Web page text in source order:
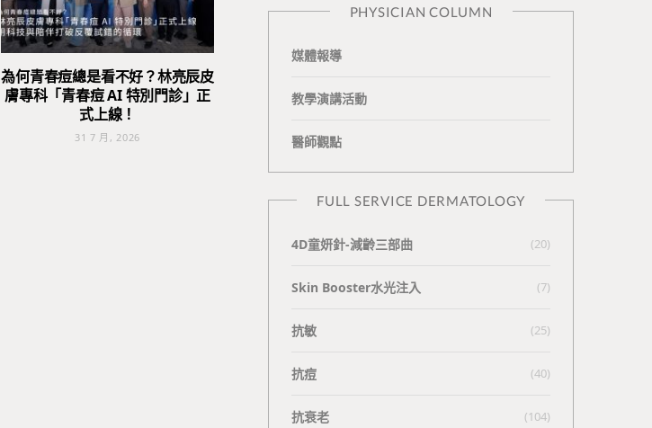
為何青春痘總是看不好？林亮辰皮
膚專科「青春痘 AI 特別門診」正
式上線！
31 7 月, 2026
PHYSICIAN COLUMN
媒體報導
教學演講活動
醫師觀點
FULL SERVICE DERMATOLOGY
4D童妍針-減齡三部曲 (20)
Skin Booster水光注入 (7)
抗敏 (25)
抗痘 (40)
抗衰老 (104)